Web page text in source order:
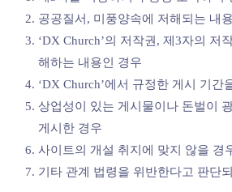
공공질서, 미풍양속에 저해되는 내
‘DX Church’의 저작권, 제3자의 저
해하는 내용인 경우
‘DX Church’에서 규정한 게시 기간
상업성이 있는 게시물이나 돈벌이
게시한 경우
사이트의 개설 취지에 맞지 않을 경
기타 관계 법령을 위반한다고 판단